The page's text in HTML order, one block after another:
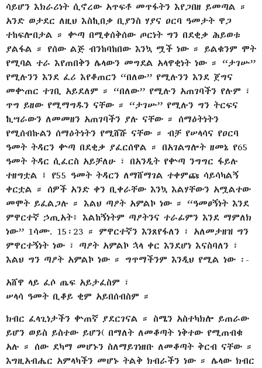
ሳይሆን እክራሪነት ሲኖረው አጥፍቶ መጥፋትን እየጋበዘ ይመጣል ።
አንድ ወታደር ለዚህ እስኪበቃ ቢያንስ ሃያና ዐርባ ዓመታት ዋጋ
ተከፍሎበታል ። ቍጣ በሚቀሰቅሰው ጦርነት ግን በደቂቃ ሕይወቱ
ያልፋል ። የሰው ልጅ ብንከባከበው እንኳ ሟች ነው ። ይልቁንም ሞት
የሚባል ተራ እየጠበቅን ሌላውን መግደል አላዋቂነት ነው ። “ታገሡ”
የሚሉንን እንደ ፈሪ እየቆጠርን “በለው” የሚሉንን እንደ ጀግና
መቍጠር ተገቢ አይደለም ። “በለው” የሚሉን አጠገባችን የሉም ፣
ጥግ ይዘው የሚማግዱን ናቸው ። “ታገሡ” የሚሉን ግን ትርፍና
ኪሣራውን ለመመዘን አጠገባችን ያሉ ናቸው ። ሰማዕትነትን
የሚሰብኩልን ሰማዕትነትን የሚሸሹ ናቸው ። ብቻ የሠላሳና የዐርባ
ዓመት ትዳርን ቍጣ በደቂቃ ያፈርሰዋል ። በአገልግሎት ዘመኔ የ65
ዓመት ትዳር ሲፈርስ አይቻለሁ ፣ በአንዲት የቍጣ ንግግር ፋይሉ
ተዘግቷል ፤ የ55 ዓመት ትዳርን ለማሸማገል ተቀምጩ ሳይሳካልኝ
ቀርቷል ። ሰዎች አንድ ቀን ቢቀራቸው እንኳ እልሃቸውን አሟልተው
መሞት ይፈልጋሉ ። እልህ ጣዖት አምልኮ ነው ። “ዓመፀኝነት እንደ
ምዋርተኛ ኃጢአት፥ እልከኝነትም ጣዖትንና ተራፊምን እንደ ማምለክ
ነው” 1ሳሙ. 15፡23 ። ምዋርተኛን እንጸየፋለን ፣ አለመታዘዝ ግን
ምዋርተኝነት ነው ፣ ጣዖት አምልኮ ኋላ ቀር እንደሆነ እናስባለን ፣
እልህ ግን ጣዖት አምልኮ ነው ። ግጥማችንም እንዲህ የሚል ነው ፡-
አሸዋ ላይ ፈሶ ጤፍ አይታፈስም ፣
ሠላሳ ዓመት ቢቆይ ቂም አይበሰብስም ።
ክብር ፈላጊነታችን ቍጠኛ ያደርገናል ። ስሜን አስተካክሎ ይጠራው
ይሆን ወይስ ይስተው ይሆን( በማለት ለመቆጣት ነቅተው የሚጠብቁ
አሉ ። ሰው ደካማ መሆኑን ስለማይገነዘቡ ለመቆጣት ቅርብ ናቸው ።
እግዚአብሔር አምላካችን መሆኑ ትልቅ ክብራችን ነው ። ሌላው ክብር